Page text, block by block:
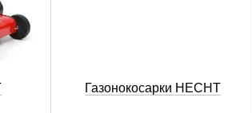
Газонокосарки HECHT